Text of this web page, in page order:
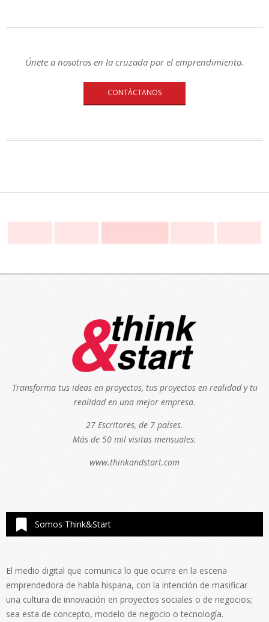
Únete a nosotros en la cruzada por el emprendimiento.
CONTÁCTANOS
Transforma tus ideas en proyectos, tus proyectos en realidad y tu
realidad en una mejor empresa.
27 Escritores, de 7 países.
Más de 50 mil visitas mensuales.
www.thinkandstart.com
Somos Think&Start
El medio digital que comunica lo que ocurre en la escena
emprendedora de habla hispana, con la intención de masificar
una cultura de innovación en proyectos sociales o de negocios;
sea esta de concepto, modelo de negocio o tecnología.